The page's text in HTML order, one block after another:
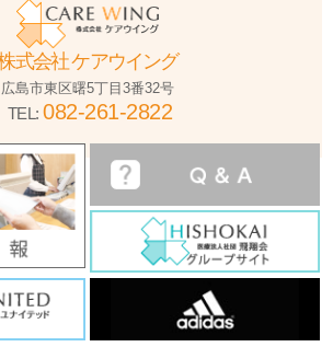
式会社 ケアウイング
広島市東区曙5丁目3番32号
TEL: 082-261-2822